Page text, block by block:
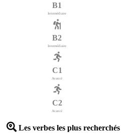
B1
Intermédiaire
B2
Intermédiaire
C1
Avancé
C2
Avancé
Les verbes les plus recherchés